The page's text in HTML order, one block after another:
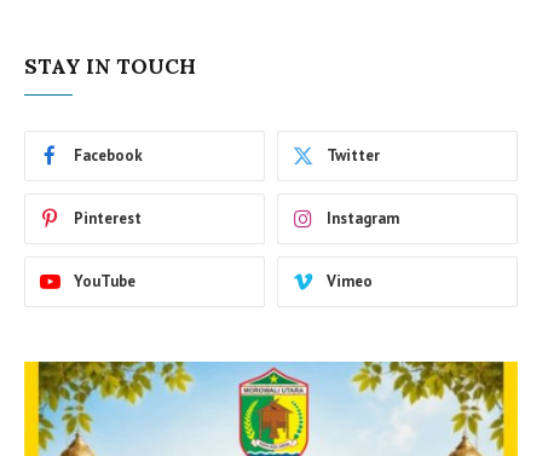
STAY IN TOUCH
Facebook Twitter
Pinterest Instagram
YouTube Vimeo